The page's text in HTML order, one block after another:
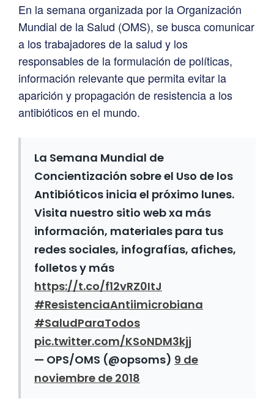
En la semana organizada por la Organización
Mundial de la Salud (OMS), se busca comunicar
a los trabajadores de la salud y los
responsables de la formulación de políticas,
información relevante que permita evitar la
aparición y propagación de resistencia a los
antibióticos en el mundo.
La Semana Mundial de
Concientización sobre el Uso de los
Antibióticos inicia el próximo lunes.
Visita nuestro sitio web xa más
información, materiales para tus
redes sociales, infografías, afiches,
folletos y más
https://t.co/f12vRZ0ItJ
#ResistenciaAntiimicrobiana
#SaludParaTodos
pic.twitter.com/KSoNDM3kjj
— OPS/OMS (@opsoms) 9 de
noviembre de 2018